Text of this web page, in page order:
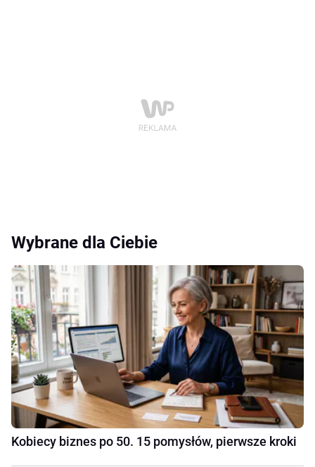
Wybrane dla Ciebie
Kobiecy biznes po 50. 15 pomysłów, pierwsze kroki